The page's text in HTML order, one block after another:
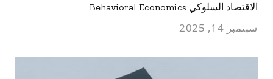
الاقتصاد السلوكي Behavioral Economics
سبتمبر 14, 2025